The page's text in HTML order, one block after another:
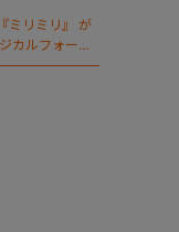
ミリミリ』 が
カルフォール